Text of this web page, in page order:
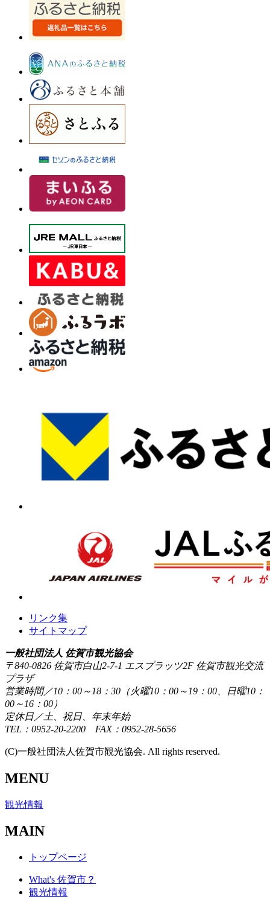
リンク集
サイトマップ
一般社団法人 佐賀市観光協会
〒840-0826 佐賀市白山2-7-1 エスプラッツ2F 佐賀市観光交流
プラザ
営業時間／10：00～18：30（火曜10：00～19：00、日曜10：
00～16：00）
定休日／土、祝日、年末年始
TEL：0952-20-2200 FAX：0952-28-5656
(C)一般社団法人佐賀市観光協会. All rights reserved.
MENU
観光情報
MAIN
トップページ
What's 佐賀市？
観光情報